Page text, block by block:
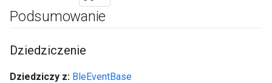
Podsumowanie
Dziedziczenie
Dziedziczy z: BleEventBase